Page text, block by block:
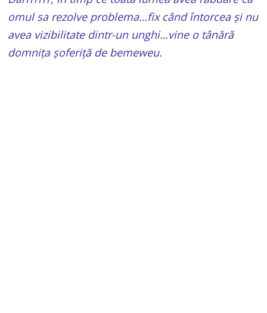
omul sa rezolve problema…fix când întorcea și nu
avea vizibilitate dintr-un unghi…vine o tânără
domnița șoferiță de bemeweu.